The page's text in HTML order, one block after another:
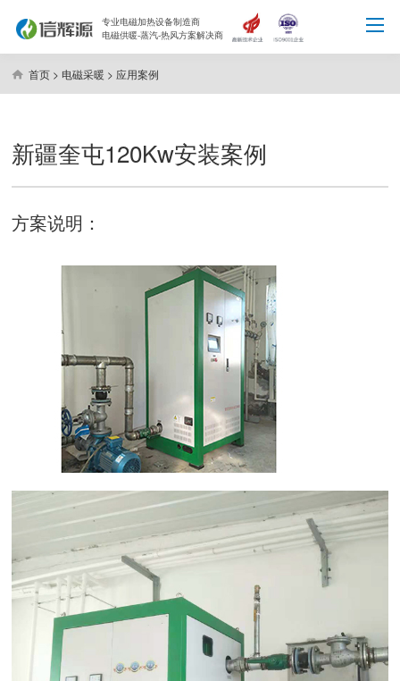
专业电磁加热设备制造商
电磁供暖-蒸汽-热风方案解决商
首页 > 电磁采暖 > 应用案例
新疆奎屯120Kw安装案例
方案说明：